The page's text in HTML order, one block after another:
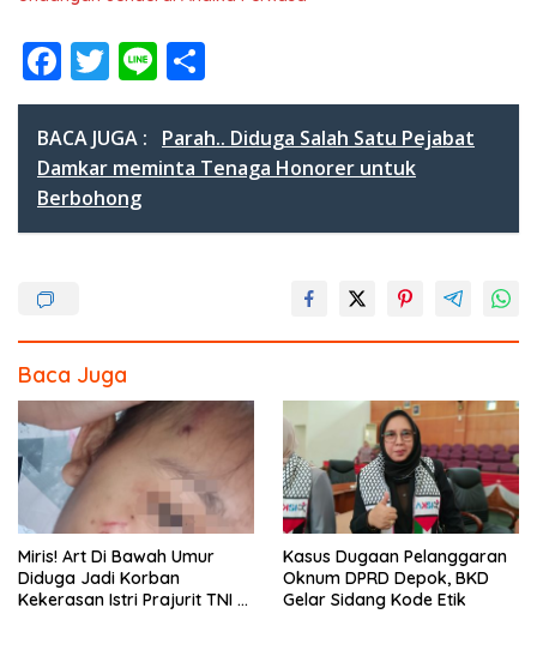
F
ac
e
b
o
T
w
itt
er
Li
n
e
h
ar
e
BACA JUGA :
Parah.. Diduga Salah Satu Pejabat
Damkar meminta Tenaga Honorer untuk
Berbohong
Baca Juga
Miris! Art Di Bawah Umur
Diduga Jadi Korban
Kekerasan Istri Prajurit TNI di
Kasus Dugaan Pelanggaran
Oknum DPRD Depok, BKD
Gelar Sidang Kode Etik